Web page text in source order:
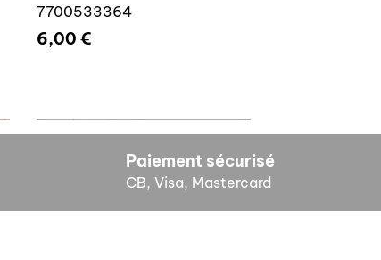
7700533364
Prix
6,00 €
Paiement sécurisé
CB, Visa, Mastercard